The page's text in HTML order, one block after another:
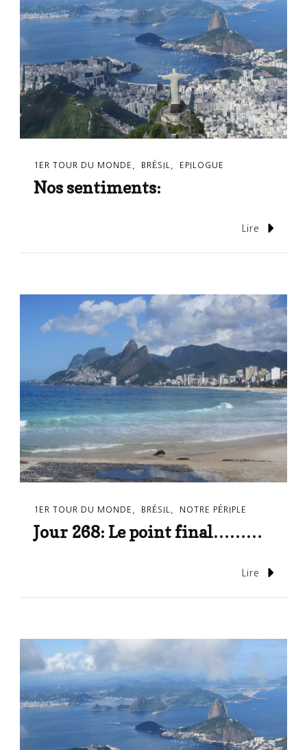
1ER TOUR DU MONDE BRÉSIL EPILOGUE
Nos sentiments:
Lire
1ER TOUR DU MONDE BRÉSIL NOTRE PÉRIPLE
Jour 268: Le point final………
Lire